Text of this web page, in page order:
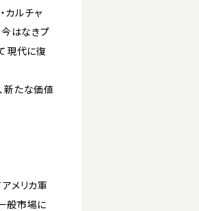
カルチャ
今はなきプ
現代に復
新たな価値
メリカ軍
般市場に